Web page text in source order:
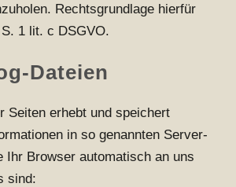
Rechtsgrundlage hierfür
1 lit. c DSGVO.
Dateien
Seiten erhebt und speichert
in so genannten Server-
Ihr Browser automatisch an uns
sind: